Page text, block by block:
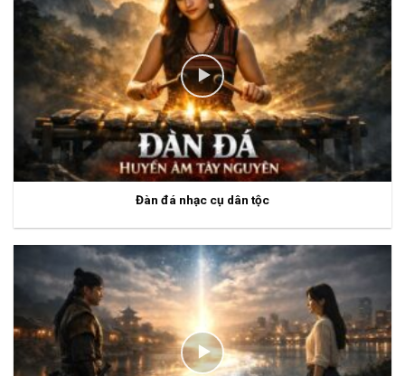
Đàn đá nhạc cụ dân tộc